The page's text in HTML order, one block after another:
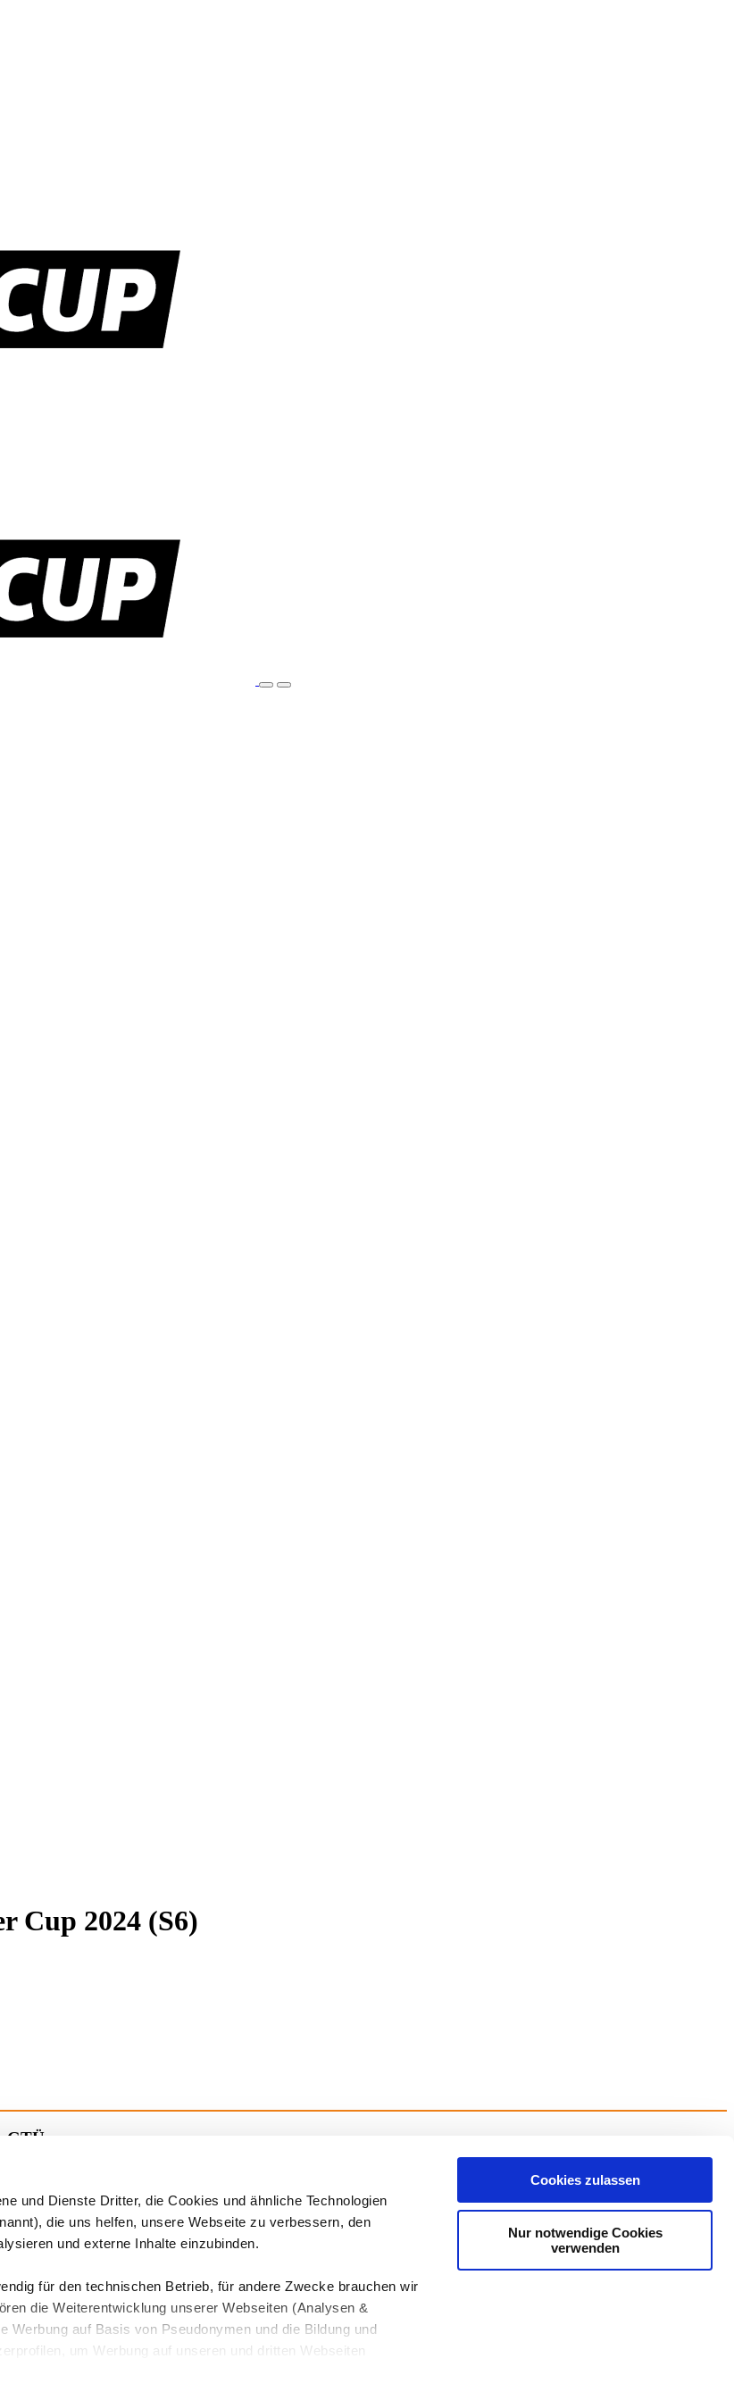
und Dienste Dritter, die Cookies und ähnliche Technologien
die uns helfen, unsere Webseite zu verbessern, den
und externe Inhalte einzubinden.
für den technischen Betrieb, für andere Zwecke brauchen wir
die Weiterentwicklung unserer Webseiten (Analysen &
Werbung auf Basis von Pseudonymen und die Bildung und
um Werbung auf unseren und dritten Webseiten
Cookies zulassen
Nur notwendige Cookies
verwenden
Cup 2024 (S6)
GTÜ
zu geringer Teilnehmerzahlen nicht stattfinden wird.
an alle versenden.